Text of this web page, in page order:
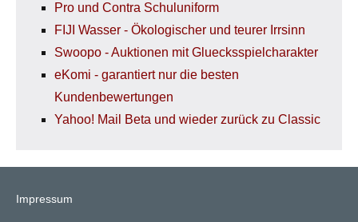
Pro und Contra Schuluniform
FIJI Wasser - Ökologischer und teurer Irrsinn
Swoopo - Auktionen mit Gluecksspielcharakter
eKomi - garantiert nur die besten
Kundenbewertungen
Yahoo! Mail Beta und wieder zurück zu Classic
Impressum